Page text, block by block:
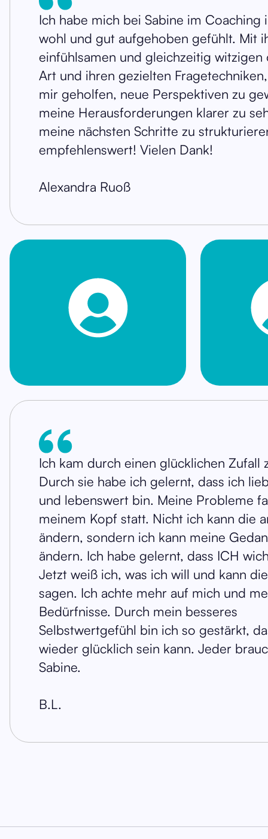
Ich habe mich bei Sabine im Coaching
wohl und gut aufgehoben gefühlt. Mit
einfühlsamen und gleichzeitig witzigen
Art und ihren gezielten
mir geholfen, neue Perspektiven zu
meine Herausforderungen klarer zu
meine nächsten Schritte zu
empfehlenswert! Vielen Dank!
Alexandra Ruoß
Ich kam durch einen glücklichen Zufall
Durch sie habe ich gelernt, dass ich
und lebenswert bin. Meine Probleme
meinem Kopf statt. Nicht ich kann die
ändern, sondern ich kann meine
ändern. Ich habe gelernt, dass ICH
Jetzt weiß ich, was ich will und kann
sagen. Ich achte mehr auf mich und
Bedürfnisse. Durch mein besseres
Selbstwertgefühl bin ich so gestärkt,
wieder glücklich sein kann. Jeder
Sabine.
B.L.